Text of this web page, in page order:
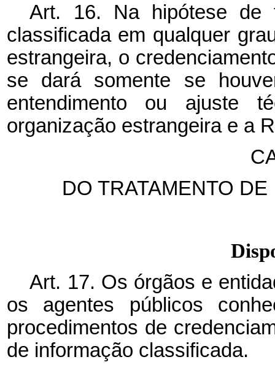
Art. 16. Na hipótese de
classificada em qualquer
estrangeira, o
se dará somente se
entendimento ou ajuste
organização estrangeira e a
DO TRATAMENTO
Art. 17. Os órgãos e
os agentes públicos
procedimentos de
de informação classificada.